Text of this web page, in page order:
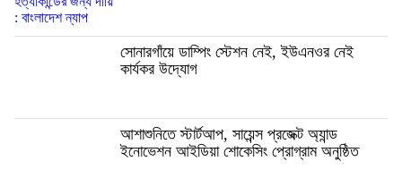
সোনারগাঁয়ে ডাম্পিং স্টেশন নেই, ইউএনওর নেই
কার্যকর উদ্যোগ
আশাশুনিতে স্টার্টআপ, সায়েন্স প্রজেক্ট অ্যান্ড
ইনোভেশন আইডিয়া শোকেসিং প্রোগ্রাম অনুষ্ঠিত